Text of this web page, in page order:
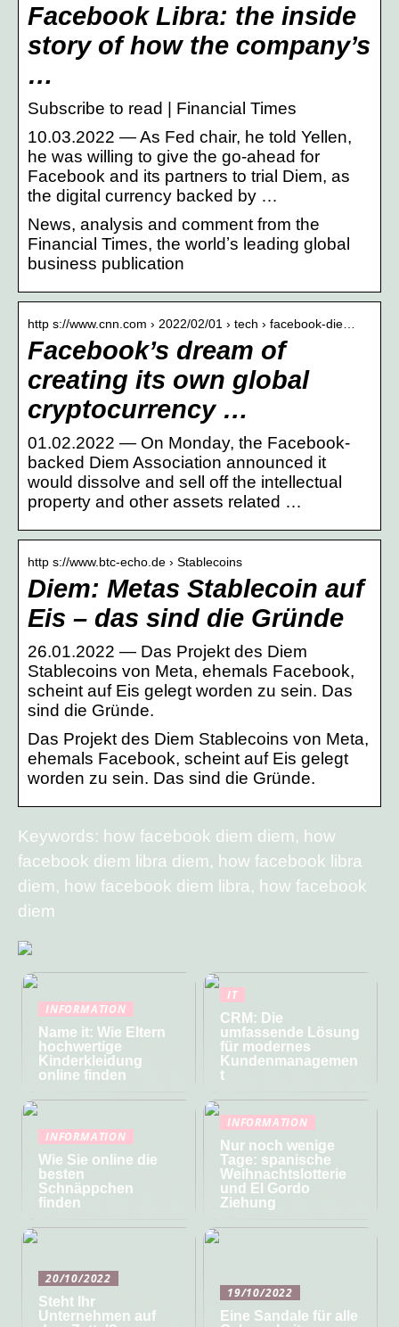
Facebook Libra: the inside
story of how the company’s
…
Subscribe to read | Financial Times
10.03.2022 — As Fed chair, he told Yellen,
he was willing to give the go-ahead for
Facebook and its partners to trial Diem, as
the digital currency backed by …
News, analysis and comment from the
Financial Times, the worldʼs leading global
business publication
http s://www.cnn.com › 2022/02/01 › tech › facebook-die…
Facebook’s dream of
creating its own global
cryptocurrency …
01.02.2022 — On Monday, the Facebook-
backed Diem Association announced it
would dissolve and sell off the intellectual
property and other assets related …
http s://www.btc-echo.de › Stablecoins
Diem: Metas Stablecoin auf
Eis – das sind die Gründe
26.01.2022 — Das Projekt des Diem
Stablecoins von Meta, ehemals Facebook,
scheint auf Eis gelegt worden zu sein. Das
sind die Gründe.
Das Projekt des Diem Stablecoins von Meta,
ehemals Facebook, scheint auf Eis gelegt
worden zu sein. Das sind die Gründe.
Keywords: how facebook diem diem, how
facebook diem libra diem, how facebook libra
diem, how facebook diem libra, how facebook
diem
INFORMATION
Name it: Wie Eltern
hochwertige
Kinderkleidung
online finden
IT
CRM: Die
umfassende Lösung
für modernes
Kundenmanagemen
t
INFORMATION
Wie Sie online die
besten
Schnäppchen
finden
INFORMATION
Nur noch wenige
Tage: spanische
Weihnachtslotterie
und El Gordo
Ziehung
20/10/2022
Steht Ihr
Unternehmen auf
19/10/2022
Eine Sandale für alle